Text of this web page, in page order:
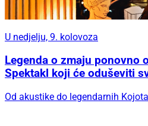
U nedjelju, 9. kolovoza
Legenda o zmaju ponovno
Spektakl koji će oduševiti
Od akustike do legendarnih Kojota